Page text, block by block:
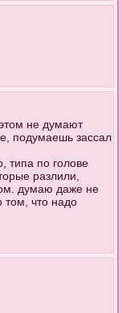
не думают
подумаешь зассал
типа по голове
разлили,
думаю даже не
том, что надо